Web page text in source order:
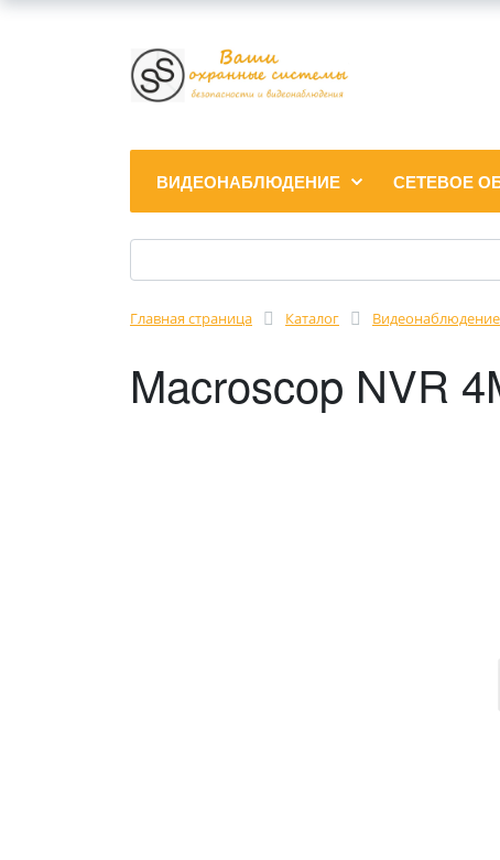
ВИДЕОНАБЛЮДЕНИЕ СЕТЕВОЕ
Главная страница Каталог Видеонаблюдение
Macroscop NVR